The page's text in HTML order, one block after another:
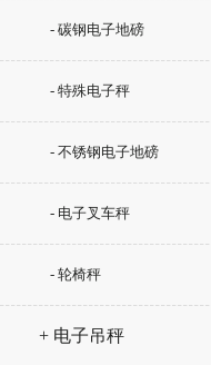
- 碳钢电子地磅
- 特殊电子秤
- 不锈钢电子地磅
- 电子叉车秤
- 轮椅秤
+ 电子吊秤